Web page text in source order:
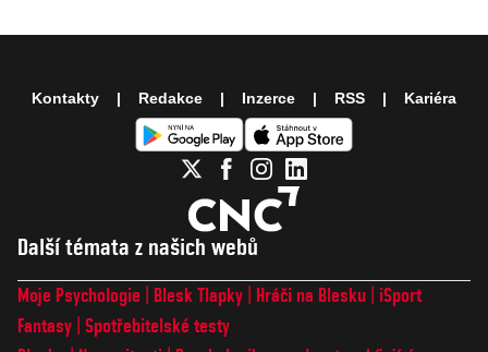
Další témata z našich webů
Moje Psychologie Blesk Tlapky Hráči na Blesku
iSport
Fantasy Spotřebitelské testy
Kontakty Redakce Inzerce RSS Kariéra